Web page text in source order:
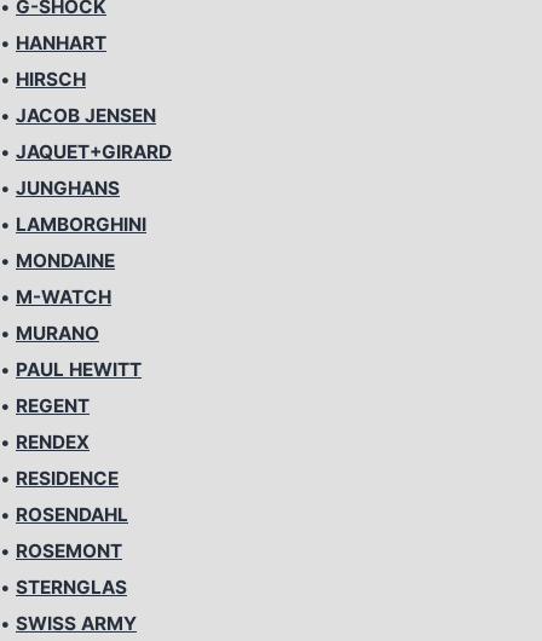
• G-SHOCK
• HANHART
• HIRSCH
• JACOB JENSEN
• JAQUET+GIRARD
• JUNGHANS
• LAMBORGHINI
• MONDAINE
• M-WATCH
• MURANO
• PAUL HEWITT
• REGENT
• RENDEX
• RESIDENCE
• ROSENDAHL
• ROSEMONT
• STERNGLAS
• SWISS ARMY